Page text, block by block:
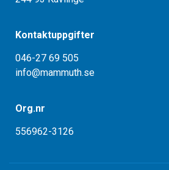
Kontaktuppgifter
046-27 69 505
info@mammuth.se
Org.nr
556962-3126